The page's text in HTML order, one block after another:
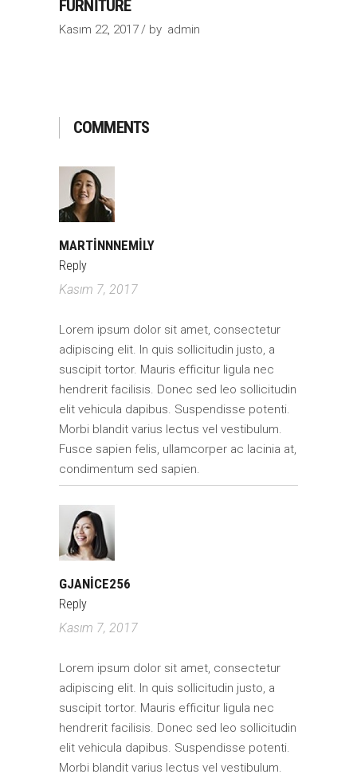
FURNITURE
Kasım 22, 2017 by admin
COMMENTS
MARTINNNEMILY
Reply
Kasım 7, 2017
Lorem ipsum dolor sit amet, consectetur
adipiscing elit. In quis sollicitudin justo, a
suscipit tortor. Mauris efficitur ligula nec
hendrerit facilisis. Donec sed leo sollicitudin
elit vehicula dapibus. Suspendisse potenti.
Morbi blandit varius lectus vel vestibulum.
Fusce sapien felis, ullamcorper ac lacinia at,
condimentum sed sapien.
GJANICE256
Reply
Kasım 7, 2017
Lorem ipsum dolor sit amet, consectetur
adipiscing elit. In quis sollicitudin justo, a
suscipit tortor. Mauris efficitur ligula nec
hendrerit facilisis. Donec sed leo sollicitudin
elit vehicula dapibus. Suspendisse potenti.
Morbi blandit varius lectus vel vestibulum.